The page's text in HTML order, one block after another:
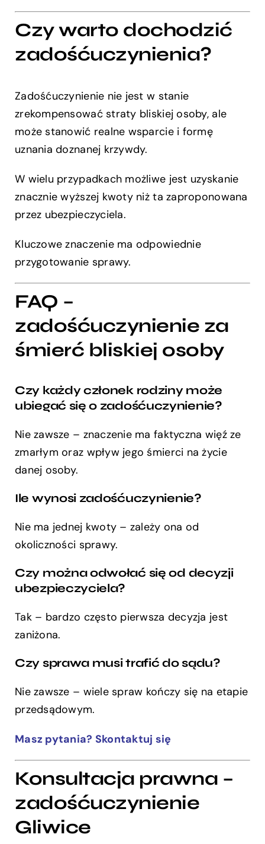
Czy warto dochodzić
zadośćuczynienia?
Zadośćuczynienie nie jest w stanie
zrekompensować straty bliskiej osoby, ale
może stanowić realne wsparcie i formę
uznania doznanej krzywdy.
W wielu przypadkach możliwe jest uzyskanie
znacznie wyższej kwoty niż ta zaproponowana
przez ubezpieczyciela.
Kluczowe znaczenie ma odpowiednie
przygotowanie sprawy.
FAQ –
zadośćuczynienie za
śmierć bliskiej osoby
Czy każdy członek rodziny może
ubiegać się o zadośćuczynienie?
Nie zawsze – znaczenie ma faktyczna więź ze
zmarłym oraz wpływ jego śmierci na życie
danej osoby.
Ile wynosi zadośćuczynienie?
Nie ma jednej kwoty – zależy ona od
okoliczności sprawy.
Czy można odwołać się od decyzji
ubezpieczyciela?
Tak – bardzo często pierwsza decyzja jest
zaniżona.
Czy sprawa musi trafić do sądu?
Nie zawsze – wiele spraw kończy się na etapie
przedsądowym.
Masz pytania? Skontaktuj się
Konsultacja prawna –
zadośćuczynienie
Gliwice